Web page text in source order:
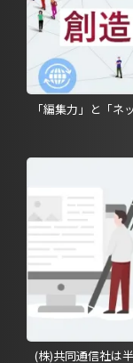
「編集力」と「
(株)共同通信社は